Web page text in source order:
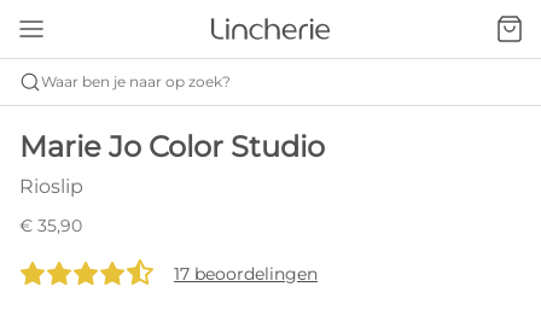
Waar ben je naar op zoek?
Marie Jo Color Studio
Rioslip
€ 35,90
17 beoordelingen